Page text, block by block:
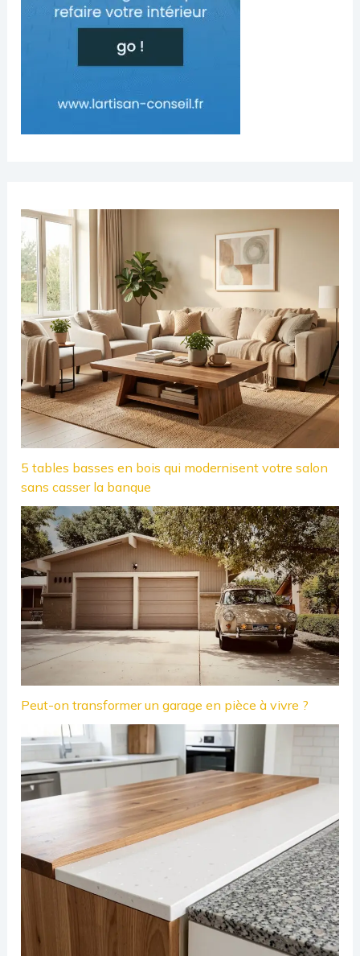
5 tables basses en bois qui modernisent votre salon
sans casser la banque
Peut-on transformer un garage en pièce à vivre ?